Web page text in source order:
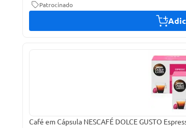
Patrocinado
Café em Cápsula NESCAFÉ DOLCE GUSTO